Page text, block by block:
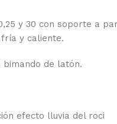
y 30 con soporte a
y caliente.
bimando de latón.
efecto lluvia del roci